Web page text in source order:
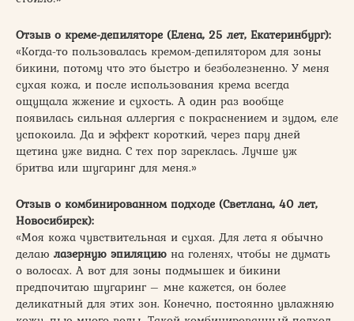
Отзыв о креме-депиляторе (Елена, 25 лет, Екатеринбург):
«Когда-то пользовалась кремом-депилятором для зоны
бикини, потому что это быстро и безболезненно. У меня
сухая кожа, и после использования крема всегда
ощущала жжение и сухость. А один раз вообще
появилась сильная аллергия с покраснением и зудом, еле
успокоила. Да и эффект короткий, через пару дней
щетина уже видна. С тех пор зареклась. Лучше уж
бритва или шугаринг для меня.»
Отзыв о комбинированном подходе (Светлана, 40 лет,
Новосибирск):
«Моя кожа чувствительная и сухая. Для лета я обычно
делаю лазерную эпиляцию на голенях, чтобы не думать
о волосах. А вот для зоны подмышек и бикини
предпочитаю шугаринг – мне кажется, он более
деликатный для этих зон. Конечно, постоянно увлажняю